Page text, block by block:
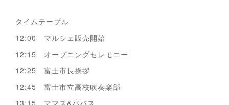
タイムテーブル
12:00 マルシェ販売開始
12:15 オープニングセレモニー
12:25 富士市長挨拶
12:45 富士市立高校吹奏楽部
13:15 ママス&パパス